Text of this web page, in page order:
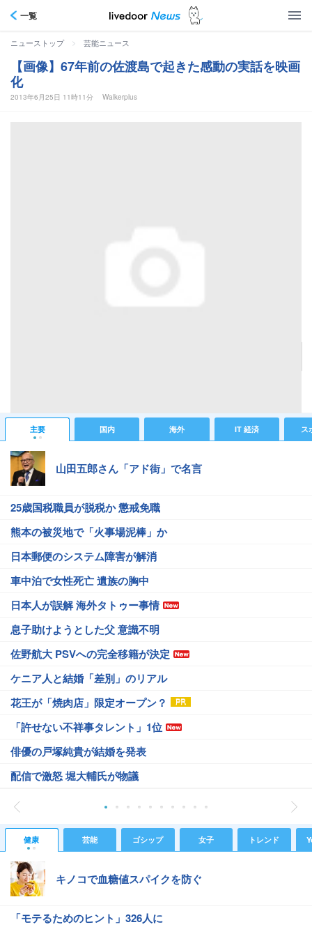
一覧
ニューストップ > 芸能ニュース
【画像】67年前の佐渡島で起きた感動の実話を映画
化
2013年6月25日 11時11分 Walkerplus
主要 国内 海外 IT 経済 ス
山田五郎さん「アド街」で名言
25歳国税職員が脱税か 懲戒免職
熊本の被災地で「火事場泥棒」か
日本郵便のシステム障害が解消
車中泊で女性死亡 遺族の胸中
日本人が誤解 海外タトゥー事情
息子助けようとした父 意識不明
佐野航大 PSVへの完全移籍が決定
ケニア人と結婚「差別」のリアル
花王が「焼肉店」限定オープン？
「許せない不祥事タレント」1位
俳優の戸塚純貴が結婚を発表
配信で激怒 堀大輔氏が物議
健康 芸能 ゴシップ 女子 トレンド
キノコで血糖値スパイクを防ぐ
「モテるためのヒント」326人に